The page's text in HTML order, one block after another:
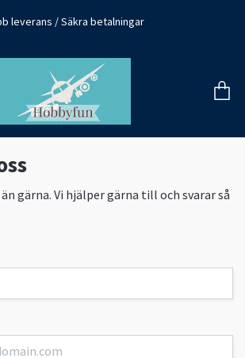
leverans / Säkra betalningar
gärna. Vi hjälper gärna till och svarar så